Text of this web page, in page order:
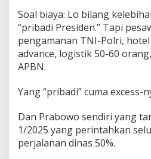
Soal biaya: Lo bilang
“pribadi Presiden.” Tapi
pengamanan TNI-Polri,
advance, logistik 50-60
APBN.
Yang “pribadi” cuma excess-
Dan Prabowo sendiri yang
1/2025 yang perintahkan
perjalanan dinas 50%.